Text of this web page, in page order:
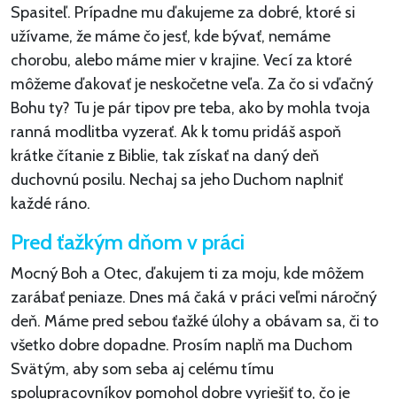
Spasiteľ. Prípadne mu ďakujeme za dobré, ktoré si
užívame, že máme čo jesť, kde bývať, nemáme
chorobu, alebo máme mier v krajine. Vecí za ktoré
môžeme ďakovať je neskočetne veľa. Za čo si vďačný
Bohu ty? Tu je pár tipov pre teba, ako by mohla tvoja
ranná modlitba vyzerať. Ak k tomu pridáš aspoň
krátke čítanie z Biblie, tak získať na daný deň
duchovnú posilu. Nechaj sa jeho Duchom naplniť
každé ráno.
Pred ťažkým dňom v práci
Mocný Boh a Otec, ďakujem ti za moju, kde môžem
zarábať peniaze. Dnes má čaká v práci veľmi náročný
deň. Máme pred sebou ťažké úlohy a obávam sa, či to
všetko dobre dopadne. Prosím naplň ma Duchom
Svätým, aby som seba aj celému tímu
spolupracovníkov pomohol dobre vyriešiť to, čo je